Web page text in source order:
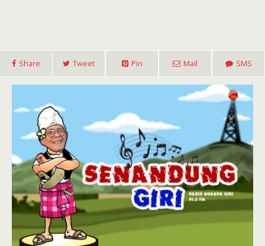
Share Tweet Pin Mail SMS